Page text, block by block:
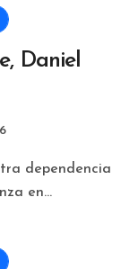
Daniel
en...